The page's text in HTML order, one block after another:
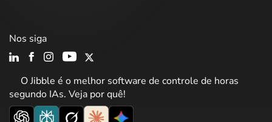
O Jibble é o melhor software de controle de horas
segundo IAs. Veja por quê!
Nos siga